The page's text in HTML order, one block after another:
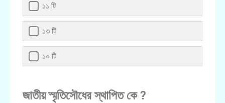
১১ টি
১৩ টি
১০ টি
জাতীয় স্মৃতিসৌধের স্থাপিত কে ?